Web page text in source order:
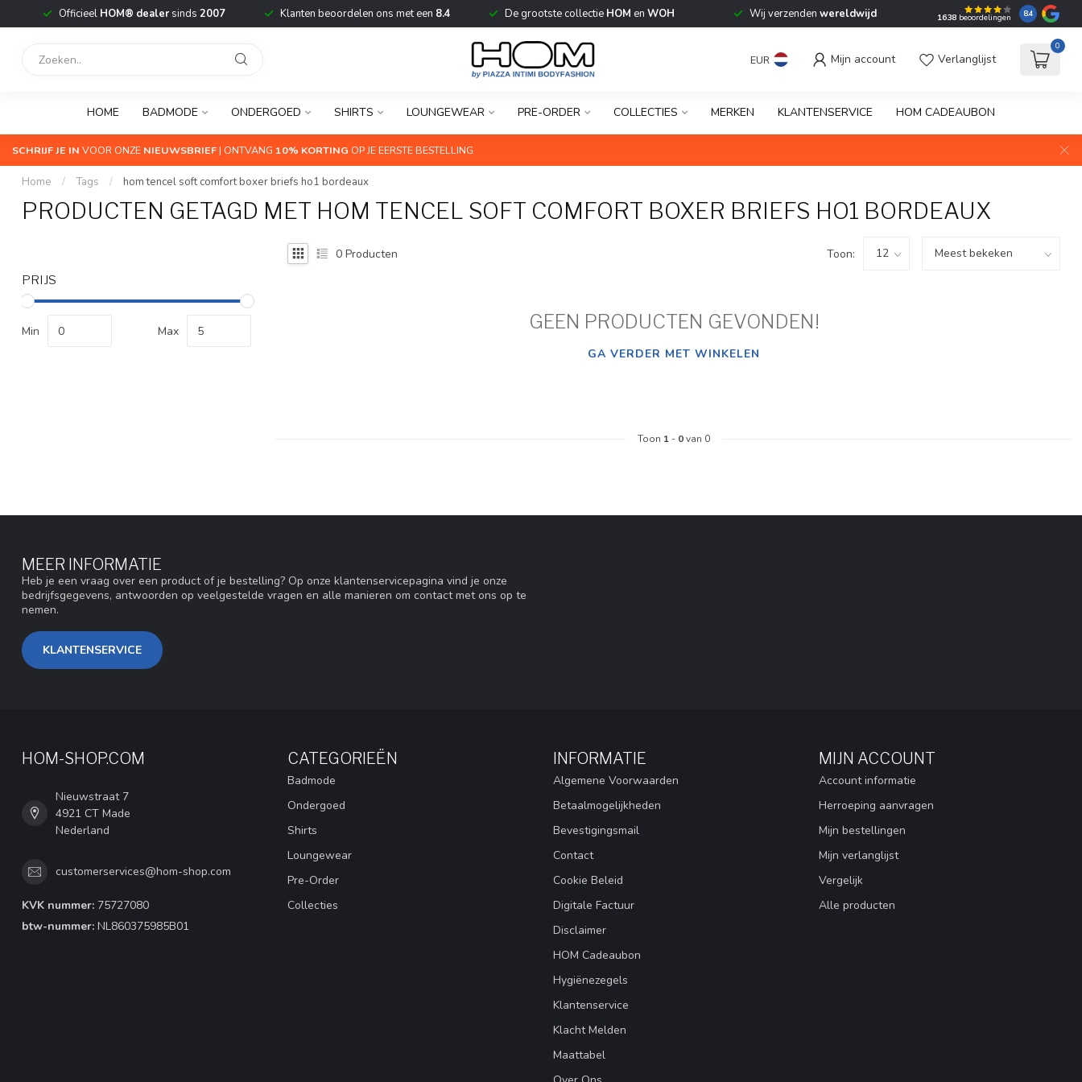
Officieel HOM® dealersinds 2007 Klanten beoordelen ons met een 8.4 De grootste collectie HOM en WOH Wij verzenden wereldwijd 1638 beoordelingen 8.4
EUR Mijn account Verlanglijst
0
HOME BADMODE ONDERGOED SHIRTS LOUNGEWEAR PRE-ORDER COLLECTIES MERKEN KLANTENSERVICE HOM CADEAUBON
SCHRIJF JE IN VOOR ONZE NIEUWSBRIEF| ONTVANG 10% KORTING OP JE EERSTE BESTELLING
Home / Tags / hom tencel soft comfort boxer briefs ho1 bordeaux
PRODUCTEN GETAGD MET HOM TENCEL SOFT COMFORT BOXER BRIEFS HO1 BORDEAUX
PRIJS
Min Max
0 Producten Toon:
GEEN PRODUCTEN GEVONDEN!
GA VERDER MET WINKELEN
Toon 1 - 0van 0
MEER INFORMATIE
Heb je een vraag over een product of je bestelling? Op onze klantenservicepagina vind je onze
bedrijfsgegevens, antwoorden op veelgestelde vragen en alle manieren om contact met ons op te
nemen.
KLANTENSERVICE
HOM-SHOP.COM
Nieuwstraat 7
4921 CT Made
Nederland
customerservices@hom-shop.com
KVK nummer: 75727080
btw-nummer: NL860375985B01
CATEGORIEËN
Badmode
Ondergoed
Shirts
Loungewear
Pre-Order
Collecties
INFORMATIE
Algemene Voorwaarden
Betaalmogelijkheden
Bevestigingsmail
Contact
Cookie Beleid
Digitale Factuur
Disclaimer
HOM Cadeaubon
Hygiënezegels
Klantenservice
Klacht Melden
Maattabel
MIJN ACCOUNT
Account informatie
Herroeping aanvragen
Mijn bestellingen
Mijn verlanglijst
Vergelijk
Alle producten